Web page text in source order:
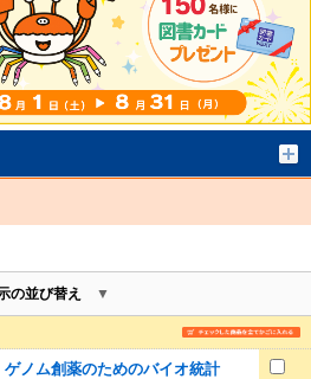
の並び替え
ゲノム創薬のためのバイオ統計